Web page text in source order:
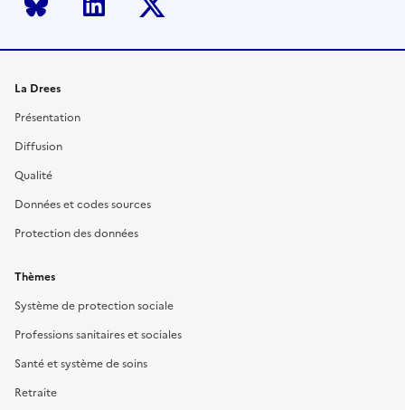
La Drees
Présentation
Diffusion
Qualité
Données et codes sources
Protection des données
Thèmes
Système de protection sociale
Professions sanitaires et sociales
Santé et système de soins
Retraite